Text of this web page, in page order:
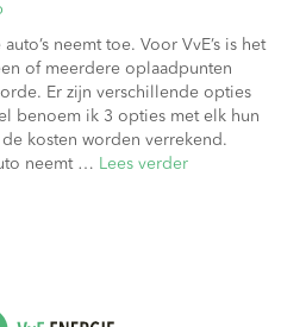
neemt toe. Voor VvE’s is het
of meerdere oplaadpunten
Er zijn verschillende opties
benoem ik 3 opties met elk hun
kosten worden verrekend.
neemt … Lees verder